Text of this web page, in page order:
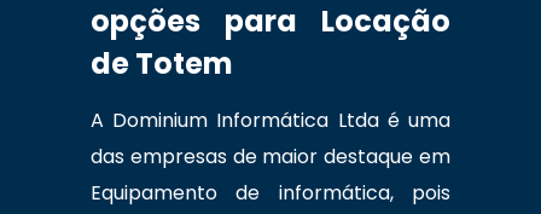
opções para Locação
de Totem
A Dominium Informática Ltda é uma
das empresas de maior destaque em
Equipamento de informática, pois